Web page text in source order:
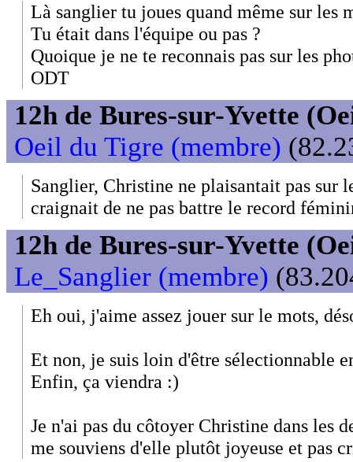
Là sanglier tu joues quand même sur les
Tu était dans l'équipe ou pas ?
Quoique je ne te reconnais pas sur les
ODT
12h de Bures-sur-Yvette
Oeil du Tigre (membre)
Sanglier, Christine ne plaisantait pas sur
craignait de ne pas battre le record
12h de Bures-sur-Yvette
Le_Sanglier (membre)
Eh oui, j'aime assez jouer sur le mots,
Et non, je suis loin d'être sélectionnable
Enfin, ça viendra :)
Je n'ai pas du côtoyer Christine dans les
me souviens d'elle plutôt joyeuse et pas